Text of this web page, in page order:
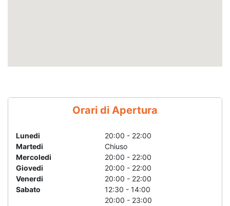
Orari di Apertura
Lunedi
20:00 - 22:00
Martedi
Chiuso
Mercoledi
20:00 - 22:00
Giovedi
20:00 - 22:00
Venerdi
20:00 - 22:00
Sabato
12:30 - 14:00
20:00 - 23:00